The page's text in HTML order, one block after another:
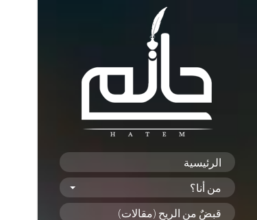
الرئيسية
من أنا؟
قبضٌ من الريح (مقالات)